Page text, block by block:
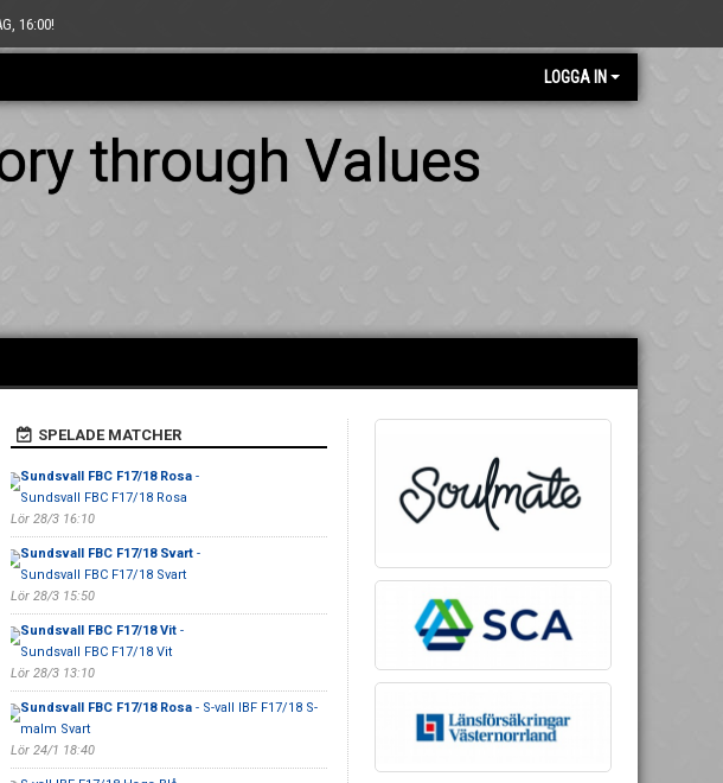
16:00!
LOGGA IN
through Values
SPELADE MATCHER
Sundsvall FBC F17/18 Rosa-
Sundsvall FBC F17/18 Rosa
Lör 28/3 16:10
Sundsvall FBC F17/18 Svart-
Sundsvall FBC F17/18 Svart
Lör 28/3 15:50
Sundsvall FBC F17/18 Vit-
Sundsvall FBC F17/18 Vit
Lör 28/3 13:10
Sundsvall FBC F17/18 Rosa- S-vall IBF F17/18 S-
malm Svart
Lör 24/1 18:40